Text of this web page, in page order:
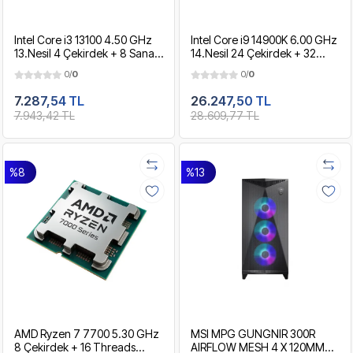
Intel Core i3 13100 4.50 GHz
13.Nesil 4 Çekirdek + 8 Sanal
Önbellek LGA1700
RaptorLake İşlemci
0/0
7.287,54 TL
7.943,42 TL
Intel Core i9 14900K 6.00 GHz
14.Nesil 24 Çekirdek + 32
36MB Önbellek LGA1700
Raptor Lake Refresh 14.Nesil
İşlemci
0/0
26.247,50 TL
28.609,77 TL
%8
AMD Ryzen 7 7700 5.30 GHz
8 Çekirdek + 16 Threads
%13
MSI MPG GUNGNIR 300R
AIRFLOW MESH 4 X 120MM